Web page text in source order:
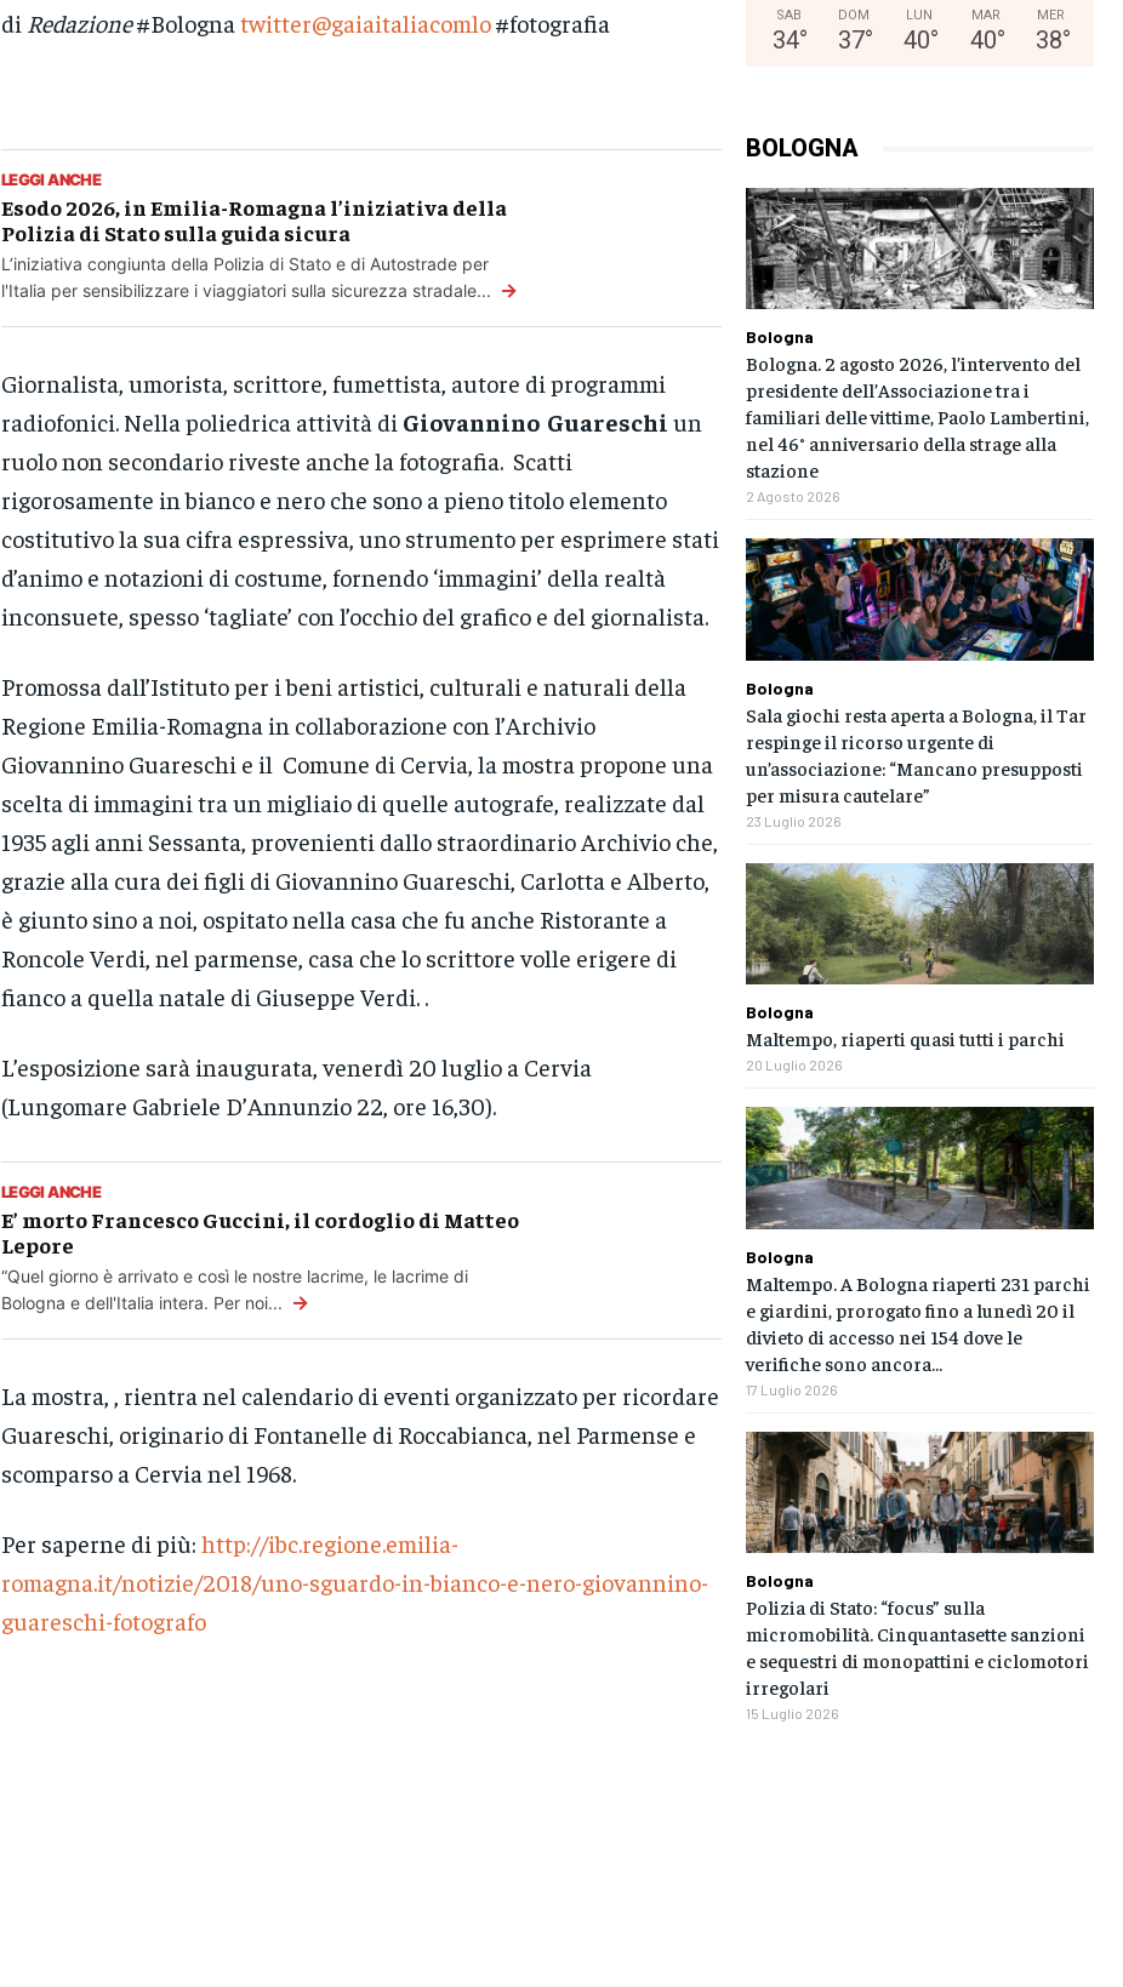
di Redazione#Bologna twitter@gaiaitaliacomlo#fotografia
LEGGI ANCHE
Esodo 2026, in Emilia-Romagna l’iniziativa della
Polizia di Stato sulla guida sicura
L’iniziativa congiunta della Polizia di Stato e di Autostrade per
l'Italia per sensibilizzare i viaggiatori sulla sicurezza stradale... →
Giornalista, umorista, scrittore, fumettista, autore di programmi
radiofonici. Nella poliedrica attività di Giovannino Guareschi un
ruolo non secondario riveste anche la fotografia. Scatti
rigorosamente in bianco e nero che sono a pieno titolo elemento
costitutivo la sua cifra espressiva, uno strumento per esprimere stati
d’animo e notazioni di costume, fornendo ‘immagini’ della realtà
inconsuete, spesso ‘tagliate’ con l’occhio del grafico e del giornalista.
Promossa dall’Istituto per i beni artistici, culturali e naturali della
Regione Emilia-Romagna in collaborazione con l’Archivio
Giovannino Guareschi e il Comune di Cervia, la mostra propone una
scelta di immagini tra un migliaio di quelle autografe, realizzate dal
1935 agli anni Sessanta, provenienti dallo straordinario Archivio che,
grazie alla cura dei figli di Giovannino Guareschi, Carlotta e Alberto,
è giunto sino a noi, ospitato nella casa che fu anche Ristorante a
Roncole Verdi, nel parmense, casa che lo scrittore volle erigere di
fianco a quella natale di Giuseppe Verdi. .
L’esposizione sarà inaugurata, venerdì 20 luglio a Cervia
(Lungomare Gabriele D’Annunzio 22, ore 16,30).
LEGGI ANCHE
E’ morto Francesco Guccini, il cordoglio di Matteo
Lepore
“Quel giorno è arrivato e così le nostre lacrime, le lacrime di
Bologna e dell'Italia intera. Per noi... →
La mostra, , rientra nel calendario di eventi organizzato per ricordare
Guareschi, originario di Fontanelle di Roccabianca, nel Parmense e
scomparso a Cervia nel 1968.
Per saperne di più: http://ibc.regione.emilia-
romagna.it/notizie/2018/uno-sguardo-in-bianco-e-nero-giovannino-
guareschi-fotografo
SAB
34°
DOM
37°
LUN
40°
MAR
40°
MER
38°
BOLOGNA
Bologna
Bologna. 2 agosto 2026, l’intervento del
presidente dell’Associazione tra i
familiari delle vittime, Paolo Lambertini,
nel 46° anniversario della strage alla
stazione
2 Agosto 2026
Bologna
Sala giochi resta aperta a Bologna, il Tar
respinge il ricorso urgente di
un’associazione: “Mancano presupposti
per misura cautelare”
23 Luglio 2026
Bologna
Maltempo, riaperti quasi tutti i parchi
20 Luglio 2026
Bologna
Maltempo. A Bologna riaperti 231 parchi
e giardini, prorogato fino a lunedì 20 il
divieto di accesso nei 154 dove le
verifiche sono ancora...
17 Luglio 2026
Bologna
Polizia di Stato: “focus” sulla
micromobilità. Cinquantasette sanzioni
e sequestri di monopattini e ciclomotori
irregolari
15 Luglio 2026